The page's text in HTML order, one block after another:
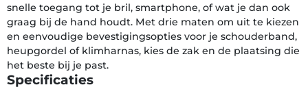
snelle toegang tot je bril, smartphone, of wat je dan ook
graag bij de hand houdt. Met drie maten om uit te kiezen
en eenvoudige bevestigingsopties voor je schouderband,
heupgordel of klimharnas, kies de zak en de plaatsing die
het beste bij je past.
Specificaties